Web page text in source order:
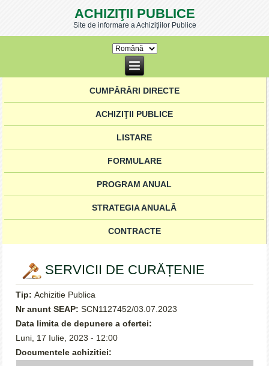
ACHIZIŢII PUBLICE
Site de informare a Achiziţiilor Publice
CUMPĂRĂRI DIRECTE
ACHIZIŢII PUBLICE
LISTARE
FORMULARE
PROGRAM ANUAL
STRATEGIA ANUALĂ
CONTRACTE
SERVICII DE CURĂȚENIE
Tip:Achizitie Publica
Nr anunt SEAP:SCN1127452/03.07.2023
Data limita de depunere a ofertei:
Luni, 17 Iulie, 2023 - 12:00
Documentele achizitiei: